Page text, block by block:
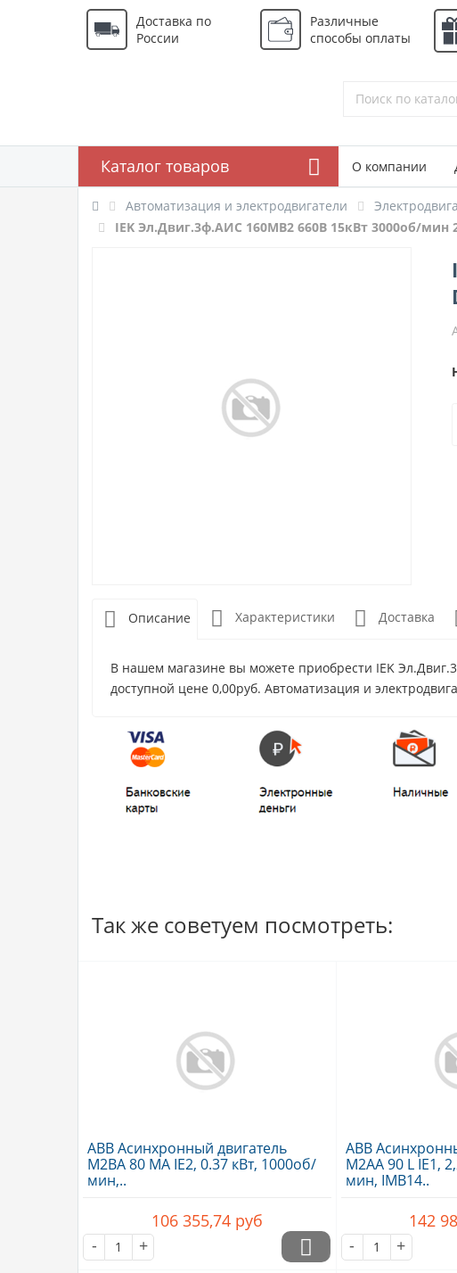
Доставка по
России
Различные
способы оплаты
О компании
Каталог товаров
Автоматизация и электродвигатели
IEK Эл.Двиг.3ф.АИС 160MB2 660В 15кВт 3000об/мин
Описание Характеристики Доставка
В нашем магазине вы можете приобрести IEK
доступной цене 0,00руб. Автоматизация и
Так же советуем посмотреть:
ABB Асинхронный двигатель
M2BA 80 MA IE2, 0.37 кВт, 1000об/
мин,..
106 355,74 руб
-
+
ABB
M2AA 90 L IE1,
мин, IMB14..
142
-
+